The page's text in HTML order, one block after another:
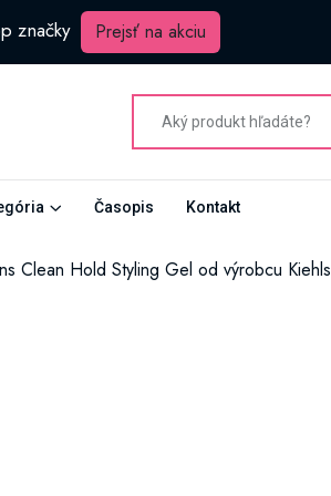
značky Prejsť na akciu
Časopis Kontakt
Clean Hold Styling Gel od výrobcu Kiehls